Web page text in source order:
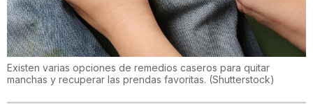
Existen varias opciones de remedios caseros para quitar
manchas y recuperar las prendas favoritas. (Shutterstock)